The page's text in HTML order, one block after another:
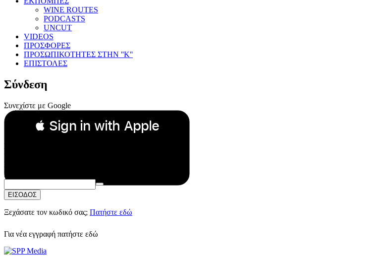
WINE ROUTES
PODCASTS
UNCUT
VIDEOS
ΠΡΟΣΦΟΡΕΣ
ΠΡΟΣΩΠΙΚΟΤΗΤΕΣ ΣΤΗΝ ''Κ''
ΕΠΙΣΤΟΛΕΣ
Σύνδεση
Συνεχίστε με Google
 Sign in with Apple
Συνεχίστε με Apple
ή
Email:
Κωδικός Πρόσβασης:
ΕΙΣΟΔΟΣ
Ξεχάσατε τον κωδικό σας; Πατήστε εδώ
Για νέα εγγραφή πατήστε εδώ